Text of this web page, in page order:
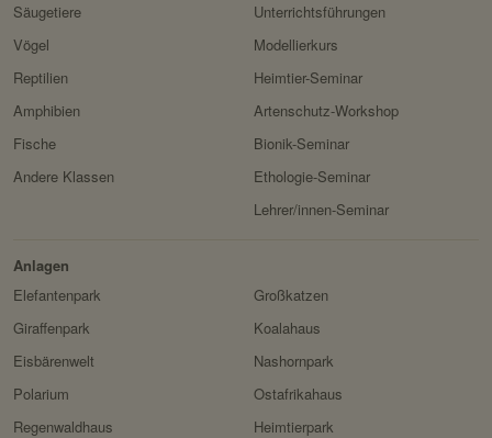
https://stripe.com/at/privacy
Stripe
Unterrichtsführungen
Modellierkurs
Heimtier-Seminar
Artenschutz-Workshop
Bionik-Seminar
Ethologie-Seminar
Lehrer/innen-Seminar
Säugetiere
Vögel
Reptilien
Amphibien
Fische
Andere Klassen
Anlagen
Elefantenpark
Giraffenpark
Eisbärenwelt
Polarium
Regenwaldhaus
Großkatzen
Koalahaus
Nashornpark
Ostafrikahaus
Heimtierpark